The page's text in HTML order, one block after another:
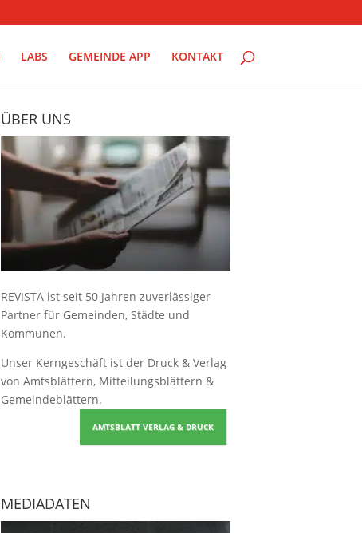
LABS GEMEINDE APP KONTAKT
ÜBER UNS
REVISTA ist seit 50 Jahren zuverlässiger
Partner für Gemeinden, Städte und
Kommunen.
Unser Kerngeschäft ist der Druck & Verlag
von Amtsblättern, Mitteilungsblättern &
Gemeindeblättern.
AMTSBLATT VERLAG & DRUCK
MEDIADATEN